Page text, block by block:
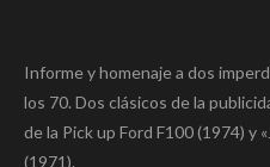
Informe y homenaje a dos
los 70. Dos clásicos de la
de la Pick up Ford F100 (1974) y
(1971).